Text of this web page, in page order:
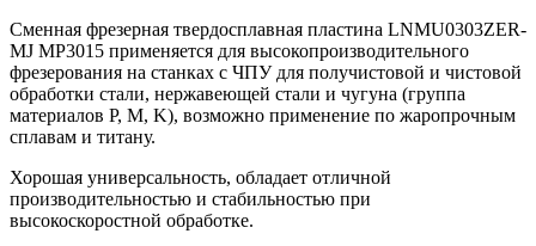
Сменная фрезерная твердосплавная пластина LNMU0303ZER-
MJ MP3015 применяется для высокопроизводительного
фрезерования на станках с ЧПУ для получистовой и чистовой
обработки стали, нержавеющей стали и чугуна (группа
материалов P, M, K), возможно применение по жаропрочным
сплавам и титану.
Хорошая универсальность, обладает отличной
производительностью и стабильностью при
высокоскоростной обработке.